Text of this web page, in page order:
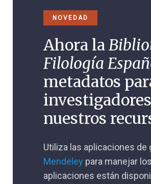
NOVEDAD
Ahora la
Filología
metadatos
nuestros
Utiliza las aplicaciones
Mendeley para manejar
aplicaciones están